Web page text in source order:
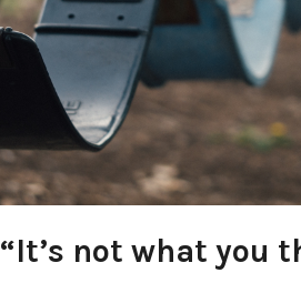
“It’s not what you